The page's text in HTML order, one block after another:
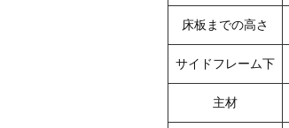
床板までの高さ
サイドフレーム下
主材